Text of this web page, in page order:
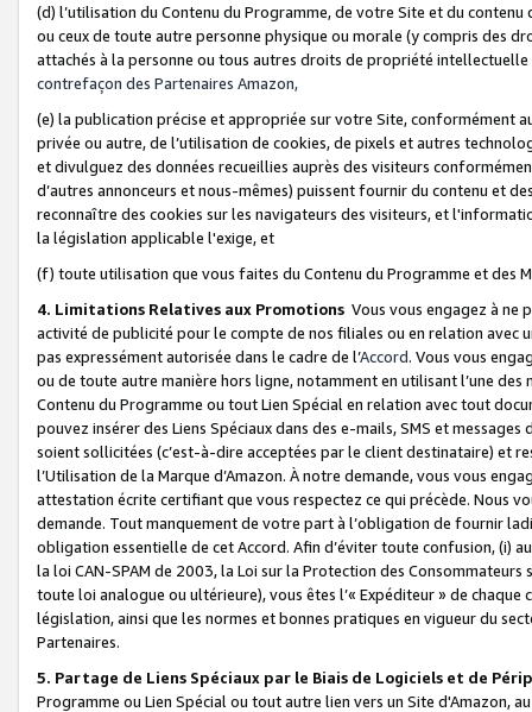
(d) l’utilisation du Contenu du Programme, de votre Site et du
ou ceux de toute autre personne physique ou morale (y compris des
attachés à la personne ou tous autres droits de propriété
contrefaçon des Partenaires Amazon,
(e) la publication précise et appropriée sur votre Site, conformément
privée ou autre, de l’utilisation de cookies, de pixels et autres
et divulguez des données recueillies auprès des visiteurs
d’autres annonceurs et nous-mêmes) puissent fournir du contenu et
reconnaître des cookies sur les navigateurs des visiteurs, et
la législation applicable l'exige, et
(f) toute utilisation que vous faites du Contenu du Programme et des
4. Limitations Relatives aux Promotions Vous vous engagez à ne
activité de publicité pour le compte de nos filiales ou en relation avec
pas expressément autorisée dans le cadre de l’Accord. Vous vous
ou de toute autre manière hors ligne, notamment en utilisant l’une
Contenu du Programme ou tout Lien Spécial en relation avec tout
pouvez insérer des Liens Spéciaux dans des e-mails, SMS et
soient sollicitées (c’est-à-dire acceptées par le client destinataire) et
l’Utilisation de la Marque d’Amazon. À notre demande, vous vous
attestation écrite certifiant que vous respectez ce qui précède. Nous
demande. Tout manquement de votre part à l’obligation de fournir
obligation essentielle de cet Accord. Afin d’éviter toute confusion, (i)
la loi CAN-SPAM de 2003, la Loi sur la Protection des
toute loi analogue ou ultérieure), vous êtes l’« Expéditeur » de
législation, ainsi que les normes et bonnes pratiques en vigueur du
Partenaires.
5. Partage de Liens Spéciaux par le Biais de Logiciels et de
Programme ou Lien Spécial ou tout autre lien vers un Site d'Amazon,